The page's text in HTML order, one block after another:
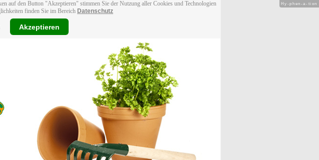
auf den Button "Akzeptieren" stimmen Sie der Nutzung aller Cookies und Technologien
finden Sie im Bereich Datenschutz
Akzeptieren
Hy-phen-a-tion